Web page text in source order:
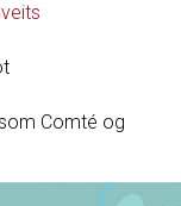
Comté og